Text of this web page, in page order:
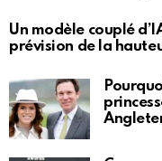
Un modèle couplé
prévision de la